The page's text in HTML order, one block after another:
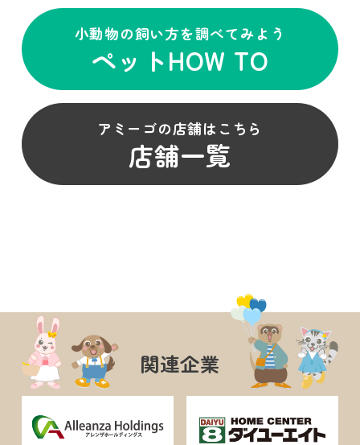
小動物の飼い方を調べてみよう
ペットHOW TO
アミーゴの店舗はこちら
店舗一覧
関連企業